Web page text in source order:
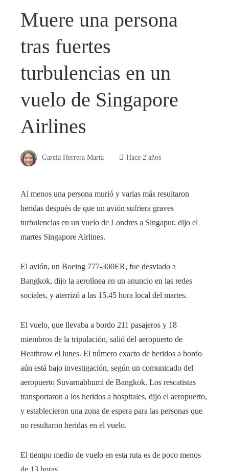
Muere una persona
tras fuertes
turbulencias en un
vuelo de Singapore
Airlines
García Herrera Marta Hace 2 años
Al menos una persona murió y varias más resultaron
heridas después de que un avión sufriera graves
turbulencias en un vuelo de Londres a Singapur, dijo el
martes Singapore Airlines.
El avión, un Boeing 777-300ER, fue desviado a
Bangkok, dijo la aerolínea en un anuncio en las redes
sociales, y aterrizó a las 15.45 hora local del martes.
El vuelo, que llevaba a bordo 211 pasajeros y 18
miembros de la tripulación, salió del aeropuerto de
Heathrow el lunes. El número exacto de heridos a bordo
aún está bajo investigación, según un comunicado del
aeropuerto Suvarnabhumi de Bangkok. Los rescatistas
transportaron a los heridos a hospitales, dijo el aeropuerto,
y establecieron una zona de espera para las personas que
no resultaron heridas en el vuelo.
El tiempo medio de vuelo en esta ruta es de poco menos
de 13 horas.